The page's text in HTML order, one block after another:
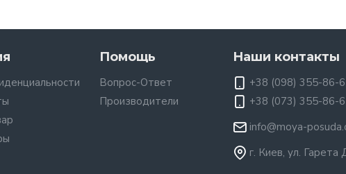
Помощь
Вопрос-Ответ
Производители
Наши контакты
+38 (098) 355-86-
+38 (073) 355-86-
info@moya-
г. Киев, ул.